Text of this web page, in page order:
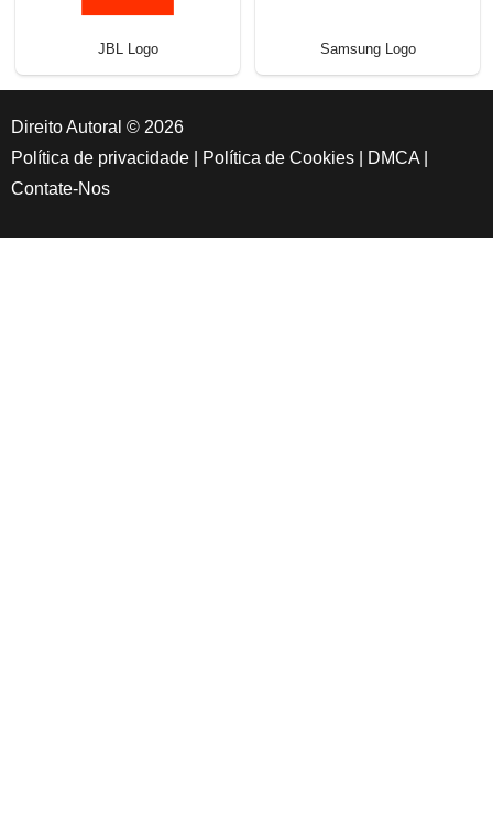
JBL Logo Samsung Logo
Direito Autoral © 2026
Política de privacidade
Política de Cookies DMCA
Contate-Nos